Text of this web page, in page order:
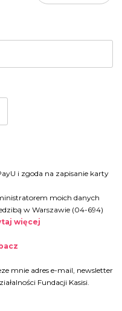
i zgoda na zapisanie karty
moich danych
w Warszawie (04-694)
więcej
moich danych osobowych jest
przy ul. Pomiechowskiej
z którym można się
mnie adres e-mail, newsletter
Fundacji Kasisi.